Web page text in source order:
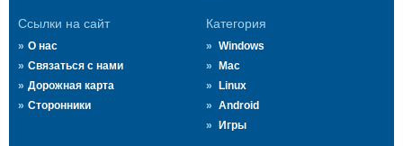
Ссылки на сайт
О нас
Связаться с нами
Дорожная карта
Сторонники
Категория
Windows
Mac
Linux
Android
Игры